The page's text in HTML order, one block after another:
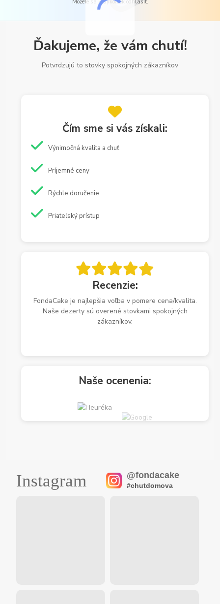
Môžete sa kedykoľvek odhlásiť.
Ďakujeme, že vám chutí!
Potvrdzujú to stovky spokojných zákazníkov
Čím sme si vás získali:
Výnimočná kvalita a chuť
Príjemné ceny
Rýchle doručenie
Priateľský prístup
Recenzie:
FondaCake je najlepšia voľba v pomere cena/kvalita.
Naše dezerty sú overené stovkami spokojných
zákazníkov.
Naše ocenenia:
Instagram @fondacake
#chutdomova